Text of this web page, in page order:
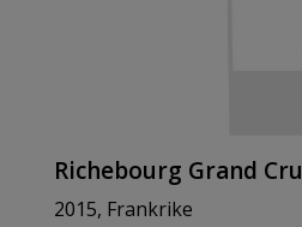
Richebourg Grand Cru
2015, Frankrike